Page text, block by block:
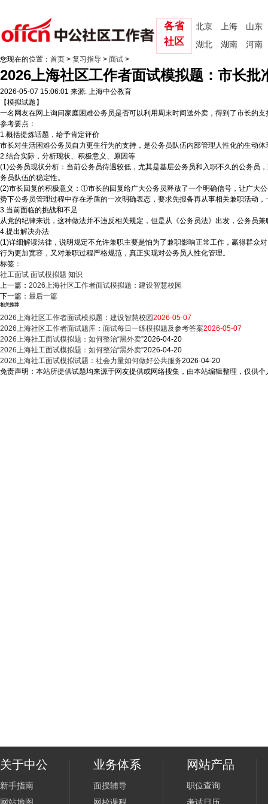
北京 上海
山东
湖北
湖南 河南
各省
社区
您现在的位置： 首页 > 复习指导 > 面试 >
2026上海社区工作者面试模拟题：市长批
2026-05-07 15:06:01 来源: 上海中公教育
【模拟试题】
一名网友在网上询问家庭困难公务员是否可以利用周末时间送外卖，得到了市长的
参考要点：
1.概括提炼话题，给予肯定评价
市长对生活困难公务员自力更生行为的支持，是公务员队伍内部管理人性化的生动体
2.结合实际，分析现状、积极意义、原因等
(1)公务员现状分析：当前公务员待遇较低，尤其是基层公务员和入职不久的公务员
务员队伍的稳定性。
(2)市长回复的积极意义：①市长的回复给广大公务员释放了一个明确信号，让广大
势下公务员管理过程中存在矛盾的一次明确表态，要求先报备再从事相关兼职活动
3.当前面临的挑战和不足
从党的纪律来说，这种做法并不违反相关规定，但是从《公务员法》出发，公务员
4.提出解决办法
(1)详细解读法律，说明规定不允许兼职主要是怕为了兼职影响正常工作，赢得群众
行为更加宽容，又对兼职过程严格规范，真正实现对公务员人性化管理。
标签：
社工面试 面试模拟题 知识
上一篇： 2026上海社区工作者面试模拟题：建设智慧校园
下一篇： 最后一篇
相关推荐
2026上海社区工作者面试模拟题：建设智慧校园2026-05-07
2026上海社区工作者面试题库：面试每日一练模拟题及参考答案2026-05-07
2026上海社工面试模拟题：如何整治“黑外卖”2026-04-20
2026上海社工面试模拟题：如何整治“黑外卖”2026-04-20
2026上海社工面试模拟试题：社会力量如何做好公共服务2026-04-20
免责声明：本站所提供试题均来源于网友提供或网络搜集，由本站编辑整理，仅供
关于中公
新手指南
业务体系
面授辅导
网站产品
职位查询